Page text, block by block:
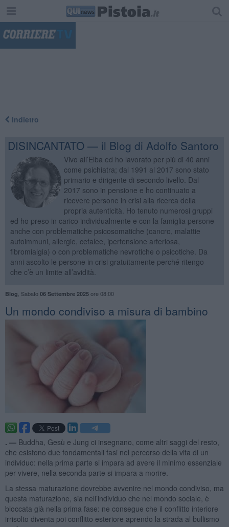
Indietro
DISINCANTATO — il Blog di Adolfo Santoro
Vivo all’Elba ed ho lavorato per più di 40 anni
come psichiatra; dal 1991 al 2017 sono stato
primario e dirigente di secondo livello. Dal
2017 sono in pensione e ho continuato a
ricevere persone in crisi alla ricerca della
propria autenticità. Ho tenuto numerosi gruppi
ed ho preso in carico individualmente e con la famiglia persone
anche con problematiche psicosomatiche (cancro, malattie
autoimmuni, allergie, cefalee, ipertensione arteriosa,
fibromialgia) o con problematiche nevrotiche o psicotiche. Da
anni ascolto le persone in crisi gratuitamente perché ritengo
che c’è un limite all’avidità.
Blog Sabato 06 Settembre 2025ore 08:00
Un mondo condiviso a misura di bambino
. — Buddha, Gesù e Jung ci insegnano, come altri saggi del resto,
che esistono due fondamentali fasi nel percorso della vita di un
individuo: nella prima parte si impara ad avere il minimo essenziale
per vivere, nella seconda parte si impara a morire.
La stessa maturazione dovrebbe avvenire nel mondo condiviso, ma
questa maturazione, sia nell’individuo che nel mondo sociale, è
bloccata già nella prima fase: ne consegue che il conflitto interiore
irrisolto diventa poi conflitto esteriore aprendo la strada al bullismo